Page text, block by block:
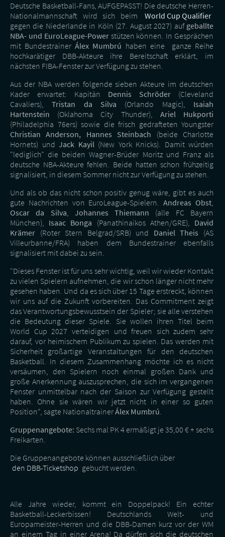
Deutsche Basketball-Fans, AUFGEPASST! Die deutsche Herren-
Nationalmannschaft wird sich beim
World Cup Qualifier
gegen die Niederlande in Köln (27. August 2027) auf geballte
NBA- und EuroLeague-Powerstützen können. In Gesprächen
mit BundestrainerÁlex Mumbrú haben eine ganze Reihe
hochkarätiger DBB-Akteure ihre Bereitschaft erklärt, im
nächsten FIBA-Fenster zur Verfügung zu stehen.
Aus der NBA werden folgende sieben Akteure im deutschen
Kader erwartet: Kapitän Dennis Schröder (Cleveland
Cavaliers),Tristan da Silva (Orlando Magic), Isaiah
Hartenstein (Oklahoma City Thunder), Ariel Hukporti
(Philadelphia 76ers) sowie die frisch gedrafteten Youngster
Christian Anderson,
Hannes Steinbach (beide Charlotte
Hornets) und Jack Kayil(New York Knicks). Damit würden
"lediglich" die beiden Wagner-Brüder Moritz und Franz als
deutsche NBA-Akteure fehlen. Beide hatten schon frühzeitig
signalisiert, in diesem Sommer nicht zur Verfügung zu stehen.
Und als ob das nicht schon positiv genug wäre, gibt es auch
gute Nachrichten von EuroLeague-Spielern.Andreas Obst,
Oscar da Silva, Johannes Thiemann (alle FC Bayern
München), Isaac Bonga (Panathinaikos Athen/GRE), David
Krämer (Roter Stern Belgrad/SRB) und Daniel Theis (AS
Villeurbanne/FRA) haben dem Bundestrainer ebenfalls
signalisiert mit dabei zu sein.
"Dieses Fenster ist für uns sehr wichtig, weil wir wieder Kontakt
zu vielen Spielern aufnehmen, die wir schon länger nicht mehr
gesehen haben. Und da es sich über 15 Tage erstreckt, können
wir uns auf die Zukunft vorbereiten. Das Commitment zeigt
das Verantwortungsbewusstsein der Spieler; sie alle verstehen
die Bedeutung dieser Spiele. Sie wollen ihren Titel beim
World Cup 2027 verteidigen und freuen sich zudem sehr
darauf, vor heimischem Publikum zu spielen. Das werden mit
Sicherheit großartige Veranstaltungen für den deutschen
Basketball. In diesem Zusammenhang möchte ich es nicht
versäumen, den Spielern noch einmal großen Dank und
große Anerkennung auszusprechen, die sich im vergangenen
Fenster unmittelbar nach der Saison zur Verfügung gestellt
haben. Ohne sie wären wir jetzt nicht in einer so guten
Position“, sagte NationaltrainerÁlex Mumbrú.
Gruppenangebote: Sechs mal PK 4 ermäßigt je 35,00 € + sechs
Freikarten.
Die Gruppenangebote können ausschließlich über
den DBB-Ticketshop gebucht werden.
Alle Jahre wieder, kommt ein Doppelpack! Ein echter
Basketball-Leckerbissen! Deutschlands Welt- und
Europameister-Herren und die DBB-Damen kurz vor der WM
an einem Tag in einer Arena! Da dürfen sich die deutschen